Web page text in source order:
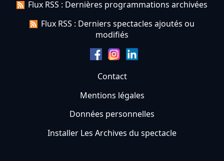
Flux RSS : Dernières programmations archivées
Flux RSS : Derniers spectacles ajoutés ou
modifiés
Contact
Mentions légales
Données personnelles
Installer Les Archives du spectacle